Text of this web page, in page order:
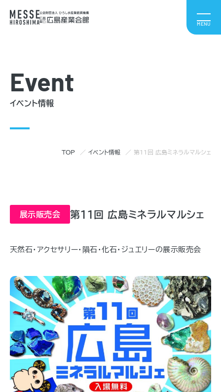
Event
イベント情報
TOP イベント情報 第11回 広島ミネラルマルシェ
展示販売会 第11回 広島ミネラルマルシェ
天然石・アクセサリー・隕石・化石・ジュエリーの展示販売会